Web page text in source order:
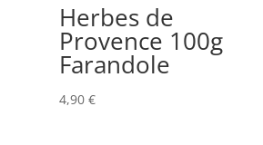
Herbes de
Provence 100g
Farandole
4,90€